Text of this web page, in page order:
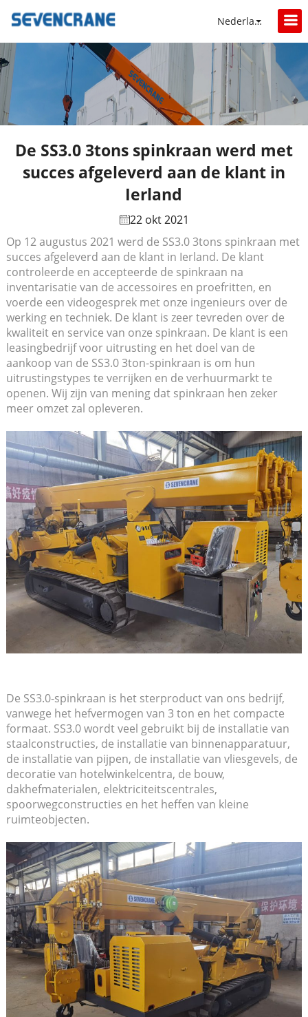
Nederlands
De SS3.0 3tons spinkraan werd met
succes afgeleverd aan de klant in
Ierland
22 okt 2021
Op 12 augustus 2021 werd de SS3.0 3tons spinkraan met
succes afgeleverd aan de klant in Ierland. De klant
controleerde en accepteerde de spinkraan na
inventarisatie van de accessoires en proefritten, en
voerde een videogesprek met onze ingenieurs over de
werking en techniek. De klant is zeer tevreden over de
kwaliteit en service van onze spinkraan. De klant is een
leasingbedrijf voor uitrusting en het doel van de
aankoop van de SS3.0 3ton-spinkraan is om hun
uitrustingstypes te verrijken en de verhuurmarkt te
openen. Wij zijn van mening dat spinkraan hen zeker
meer omzet zal opleveren.
De SS3.0-spinkraan is het sterproduct van ons bedrijf,
vanwege het hefvermogen van 3 ton en het compacte
formaat. SS3.0 wordt veel gebruikt bij de installatie van
staalconstructies, de installatie van binnenapparatuur,
de installatie van pijpen, de installatie van vliesgevels, de
decoratie van hotelwinkelcentra, de bouw,
dakhefmaterialen, elektriciteitscentrales,
spoorwegconstructies en het heffen van kleine
ruimteobjecten.